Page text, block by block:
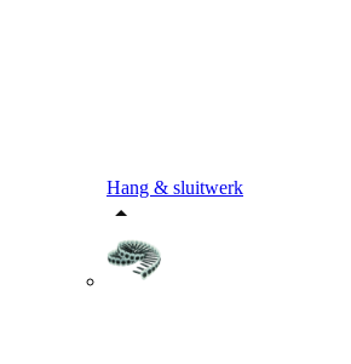
Hang & sluitwerk